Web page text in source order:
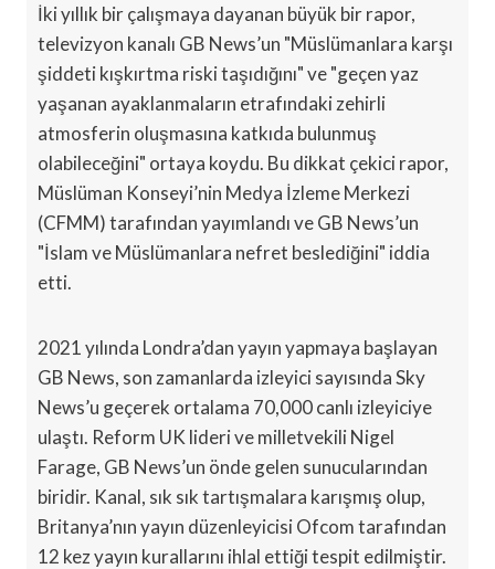
İki yıllık bir çalışmaya dayanan büyük bir rapor,
televizyon kanalı GB News’un "Müslümanlara karşı
şiddeti kışkırtma riski taşıdığını" ve "geçen yaz
yaşanan ayaklanmaların etrafındaki zehirli
atmosferin oluşmasına katkıda bulunmuş
olabileceğini" ortaya koydu. Bu dikkat çekici rapor,
Müslüman Konseyi’nin Medya İzleme Merkezi
(CFMM) tarafından yayımlandı ve GB News’un
"İslam ve Müslümanlara nefret beslediğini" iddia
etti.
2021 yılında Londra’dan yayın yapmaya başlayan
GB News, son zamanlarda izleyici sayısında Sky
News’u geçerek ortalama 70,000 canlı izleyiciye
ulaştı. Reform UK lideri ve milletvekili Nigel
Farage, GB News’un önde gelen sunucularından
biridir. Kanal, sık sık tartışmalara karışmış olup,
Britanya’nın yayın düzenleyicisi Ofcom tarafından
12 kez yayın kurallarını ihlal ettiği tespit edilmiştir.